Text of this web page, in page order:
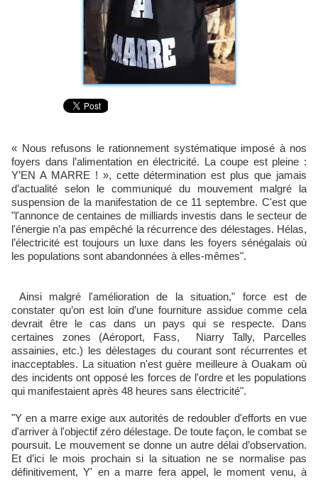
« Nous refusons le rationnement systématique imposé à nos
foyers dans l’alimentation en électricité. La coupe est pleine :
Y’EN A MARRE ! », cette détermination est plus que jamais
d’actualité selon le communiqué du mouvement malgré la
suspension de la manifestation de ce 11 septembre. C'est que
"l'annonce de centaines de milliards investis dans le secteur de
l'énergie n’a pas empêché la récurrence des délestages. Hélas,
l’électricité est toujours un luxe dans les foyers sénégalais où
les populations sont abandonnées à elles-mêmes".
Ainsi malgré l'amélioration de la situation," force est de
constater qu’on est loin d’une fourniture assidue comme cela
devrait être le cas dans un pays qui se respecte. Dans
certaines zones (Aéroport, Fass, Niarry Tally, Parcelles
assainies, etc.) les délestages du courant sont récurrentes et
inacceptables. La situation n'est guère meilleure à Ouakam où
des incidents ont opposé les forces de l'ordre et les populations
qui manifestaient après 48 heures sans électricité".
"Y en a marre exige aux autorités de redoubler d'efforts en vue
d'arriver à l'objectif zéro délestage. De toute façon, le combat se
poursuit. Le mouvement se donne un autre délai d’observation.
Et d’ici le mois prochain si la situation ne se normalise pas
définitivement, Y' en a marre fera appel, le moment venu, à